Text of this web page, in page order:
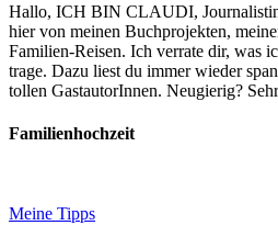
Hallo, ICH BIN CLAUDI,
hier von meinen Buchprojekten,
Familien-Reisen. Ich verrate dir, was
trage. Dazu liest du immer wieder
tollen GastautorInnen. Neugierig?
Familienhochzeit
Meine Tipps